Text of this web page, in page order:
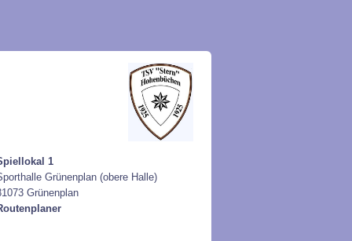
1
Grünenplan (obere Halle)
Grünenplan